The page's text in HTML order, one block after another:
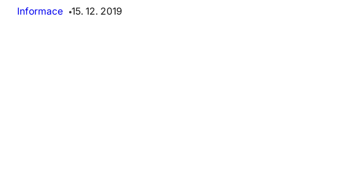
Informace
15. 12. 2019